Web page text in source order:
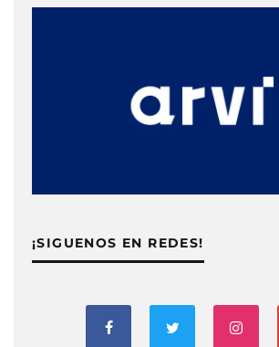
¡SIGUENOS EN REDES!